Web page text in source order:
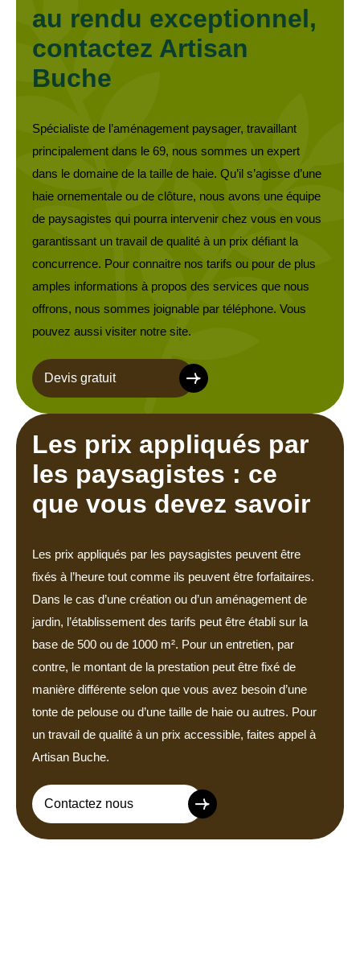
au rendu exceptionnel,
contactez Artisan
Buche
Spécialiste de l’aménagement paysager, travaillant
principalement dans le 69, nous sommes un expert
dans le domaine de la taille de haie. Qu’il s’agisse d’une
haie ornementale ou de clôture, nous avons une équipe
de paysagistes qui pourra intervenir chez vous en vous
garantissant un travail de qualité à un prix défiant la
concurrence. Pour connaitre nos tarifs ou pour de plus
amples informations à propos des services que nous
offrons, nous sommes joignable par téléphone. Vous
pouvez aussi visiter notre site.
Devis gratuit
Les prix appliqués par
les paysagistes : ce
que vous devez savoir
Les prix appliqués par les paysagistes peuvent être
fixés à l’heure tout comme ils peuvent être forfaitaires.
Dans le cas d’une création ou d’un aménagement de
jardin, l’établissement des tarifs peut être établi sur la
base de 500 ou de 1000 m². Pour un entretien, par
contre, le montant de la prestation peut être fixé de
manière différente selon que vous avez besoin d’une
tonte de pelouse ou d’une taille de haie ou autres. Pour
un travail de qualité à un prix accessible, faites appel à
Artisan Buche.
Contactez nous